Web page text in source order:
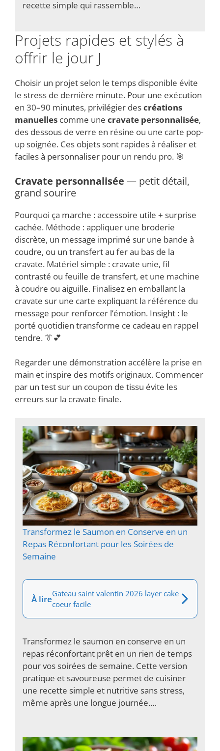
recette simple qui rassemble…
Projets rapides et stylés à
offrir le jour J
Choisir un projet selon le temps disponible évite
le stress de dernière minute. Pour une exécution
en 30–90 minutes, privilégier descréations
manuelles comme une cravate personnalisée,
des dessous de verre en résine ou une carte pop-
up soignée. Ces objets sont rapides à réaliser et
faciles à personnaliser pour un rendu pro. 🎯
Cravate personnalisée — petit détail,
grand sourire
Pourquoi ça marche : accessoire utile + surprise
cachée. Méthode : appliquer une broderie
discrète, un message imprimé sur une bande à
coudre, ou un transfert au fer au bas de la
cravate. Matériel simple : cravate unie, fil
contrasté ou feuille de transfert, et une machine
à coudre ou aiguille. Finalisez en emballant la
cravate sur une carte expliquant la référence du
message pour renforcer l’émotion. Insight : le
porté quotidien transforme ce cadeau en rappel
tendre. 👔💕
Regarder une démonstration accélère la prise en
main et inspire des motifs originaux. Commencer
par un test sur un coupon de tissu évite les
erreurs sur la cravate finale.
Transformez le Saumon en Conserve en un
Repas Réconfortant pour les Soirées de
Semaine
À lireGateau saint valentin 2026 layer cake
coeur facile
Transformez le saumon en conserve en un
repas réconfortant prêt en un rien de temps
pour vos soirées de semaine. Cette version
pratique et savoureuse permet de cuisiner
une recette simple et nutritive sans stress,
même après une longue journée.…